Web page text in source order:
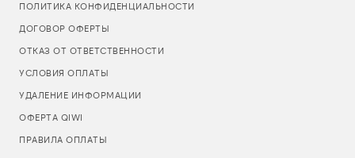
ПОЛИТИКА КОНФИДЕНЦИАЛЬНОСТИ
ДОГОВОР ОФЕРТЫ
ОТКАЗ ОТ ОТВЕТСТВЕННОСТИ
УСЛОВИЯ ОПЛАТЫ
УДАЛЕНИЕ ИНФОРМАЦИИ
ОФЕРТА QIWI
ПРАВИЛА ОПЛАТЫ